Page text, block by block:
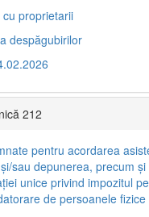
proprietarii
despăgubirilor
212
pentru acordarea
sau depunerea, precum și
unice privind impozitul
de persoanele fizice